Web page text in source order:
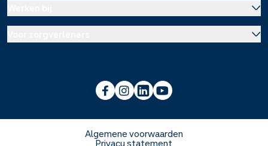
Franchise informatie
Voorlichting scholen
Algemene voorwaarden
Privacy statement